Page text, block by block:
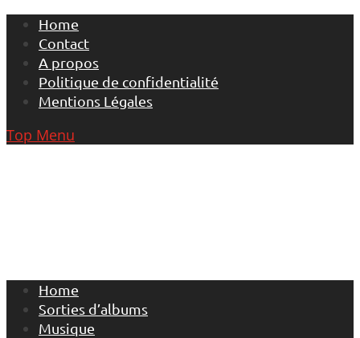
Skip
content
Home
Contact
A propos
Politique de confidentialité
Mentions Légales
Top Menu
Home
Sorties d’albums
Musique